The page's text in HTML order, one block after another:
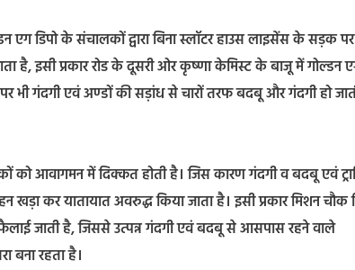
एग डिपो के संचालकों द्वारा बिना स्लॉटर हाउस लाइसेंस के सड़क पर
है, इसी प्रकार रोड के दूसरी ओर कृष्णा केमिस्ट के बाजू में गोल्डन
भी गंदगी एवं अण्डों की सड़ांध से चारों तरफ बदबू और गंदगी हो
को आवागमन में दिक्कत होती है। जिस कारण गंदगी व बदबू एवं
खड़ा कर यातायात अवरुद्ध किया जाता है। इसी प्रकार मिशन चौक
जाती है, जिससे उत्पन्न गंदगी एवं बदबू से आसपास रहने वाले
बना रहता है।